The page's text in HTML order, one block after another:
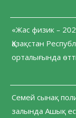
«Жас физик –
Қазақстан
орталығында өтті
Семей сынақ
залында Ашық